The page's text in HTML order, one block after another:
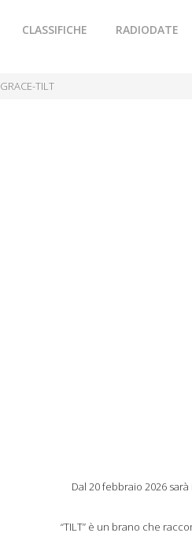
CLASSIFICHE RADIODATE
GRACE-TILT
Dal 20 febbraio 2026
“TILT” è un brano che